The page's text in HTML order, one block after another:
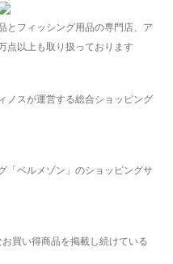
とフィッシング用品の専門店、ア
点以上も取り扱っております
ノスが運営する総合ショッピング
「ベルメゾン」のショッピングサ
買い得商品を掲載し続けている